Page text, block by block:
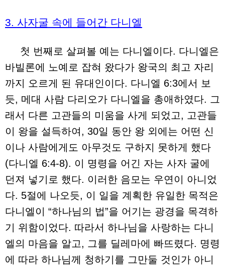
3. 사자굴 속에 들어간 다니엘
첫 번째로 살펴볼 예는 다니엘이다. 다니엘은
바빌론에 노예로 잡혀 왔다가 왕국의 최고 자리
까지 오르게 된 유대인이다. 다니엘 6:3에서 보
듯, 메대 사람 다리오가 다니엘을 총애하였다. 그
래서 다른 고관들의 미움을 사게 되었고, 고관들
이 왕을 설득하여, 30일 동안 왕 외에는 어떤 신
이나 사람에게도 아무것도 구하지 못하게 했다
(다니엘 6:4-8). 이 명령을 어긴 자는 사자 굴에
던져 넣기로 했다. 이러한 음모는 우연이 아니었
다. 5절에 나오듯, 이 일을 계획한 유일한 목적은
다니엘이 “하나님의 법”을 어기는 광경을 목격하
기 위함이었다. 따라서 하나님을 사랑하는 다니
엘의 마음을 알고, 그를 딜레마에 빠뜨렸다. 명령
에 따라 하나님께 청하기를 그만둘 것인가 아니